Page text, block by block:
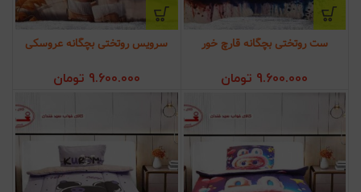
ست روتختی بچگانه قارچ خور
9.600.000 تومان
سرویس روتختی بچگانه عروسکی
9.600.000 تومان